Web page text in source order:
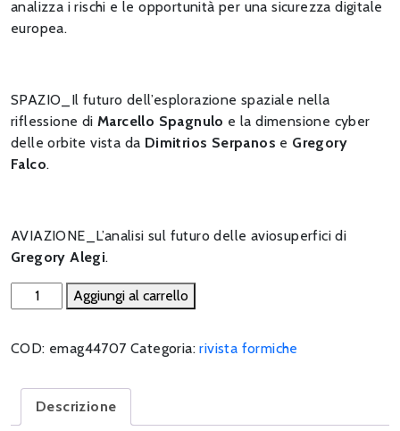
analizza i rischi e le opportunità per una sicurezza digitale
europea.
SPAZIO_Il futuro dell’esplorazione spaziale nella
riflessione diMarcello Spagnulo e la dimensione cyber
delle orbite vista da Dimitrios Serpanos e Gregory
Falco.
AVIAZIONE_L’analisi sul futuro delle aviosuperfici di
Gregory Alegi.
Oltre
Mach
Sfide
opportunità
dell’evoluzione
Aggiungi al carrello
COD: emag44707 Categoria:rivista formiche
Descrizione